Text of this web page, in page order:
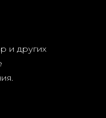
и других